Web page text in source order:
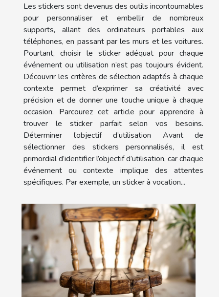
Les stickers sont devenus des outils incontournables
pour personnaliser et embellir de nombreux
supports, allant des ordinateurs portables aux
téléphones, en passant par les murs et les voitures.
Pourtant, choisir le sticker adéquat pour chaque
événement ou utilisation n’est pas toujours évident.
Découvrir les critères de sélection adaptés à chaque
contexte permet d’exprimer sa créativité avec
précision et de donner une touche unique à chaque
occasion. Parcourez cet article pour apprendre à
trouver le sticker parfait selon vos besoins.
Déterminer l’objectif d’utilisation Avant de
sélectionner des stickers personnalisés, il est
primordial d’identifier l’objectif d’utilisation, car chaque
événement ou contexte implique des attentes
spécifiques. Par exemple, un sticker à vocation...